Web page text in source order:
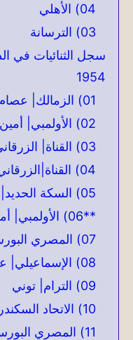
04) الأهلي
03) الترسانة
1954
01) الزمالك| عصام بهيج
02) الأولمبي| أمين رشدي الزمخشري
03) القناة| الزرقاني
04) القناة|الزرقاني
05) السكة الحديد| محروس
**06) الأولمبي| أمين رشدي الزمخشري
07) المصري البورسعيدي| زانغو
08) الإسماعيلي| عوض عبد الرحمن
09) الترام| توني
10) الاتحاد السكندري| رأفت
11) المصري البورسعيدي| بيرتو